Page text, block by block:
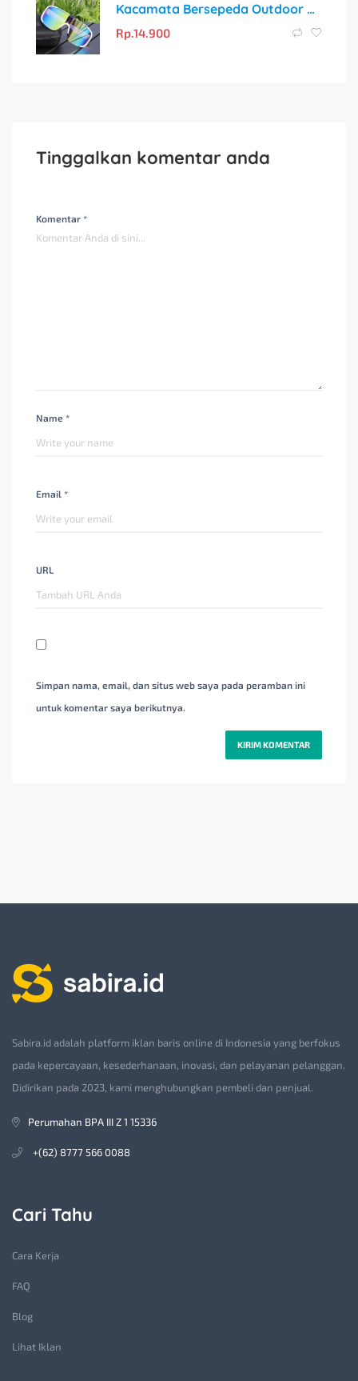
Kacamata Bersepeda Outdoor All-in-one Untuk Wanita Dan Pria, Kacamata Sepeda Anti Angin Dan Pasir Sunglass Lensa Pelindung Sinar UV Warna-warni
Rp.14.900
Tinggalkan komentar anda
Komentar *
Name *
Email *
URL
Simpan nama, email, dan situs web saya pada peramban ini
untuk komentar saya berikutnya.
Sabira.id adalah platform iklan baris online di Indonesia yang berfokus
pada kepercayaan, kesederhanaan, inovasi, dan pelayanan pelanggan.
Didirikan pada 2023, kami menghubungkan pembeli dan penjual.
Perumahan BPA III Z 1 15336
+(62) 8777 566 0088
Cari Tahu
Cara Kerja
FAQ
Blog
Lihat Iklan